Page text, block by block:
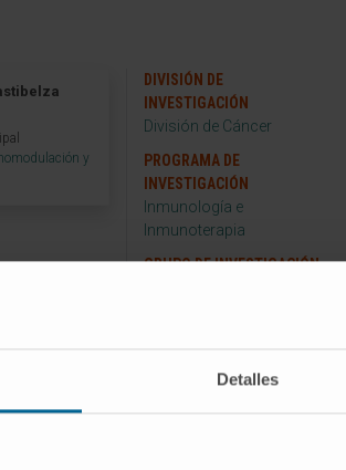
Detalles
y
DIVISIÓN DE
INVESTIGACIÓN
División de Cáncer
PROGRAMA DE
INVESTIGACIÓN
Inmunología e
Inmunoterapia
GRUPO DE INVESTIGACIÓN